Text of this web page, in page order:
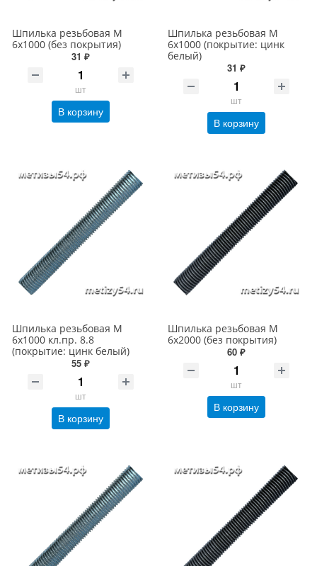
Шпилька резьбовая М
6х1000 (без покрытия)
31 ₽
шт
В корзину
Шпилька резьбовая М
6х1000 (покрытие: цинк
белый)
31 ₽
шт
В корзину
Шпилька резьбовая М
6х1000 кл.пр. 8.8
(покрытие: цинк белый)
55 ₽
шт
В корзину
Шпилька резьбовая М
6х2000 (без покрытия)
60 ₽
шт
В корзину